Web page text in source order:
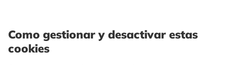
Como gestionar y desactivar estas
cookies